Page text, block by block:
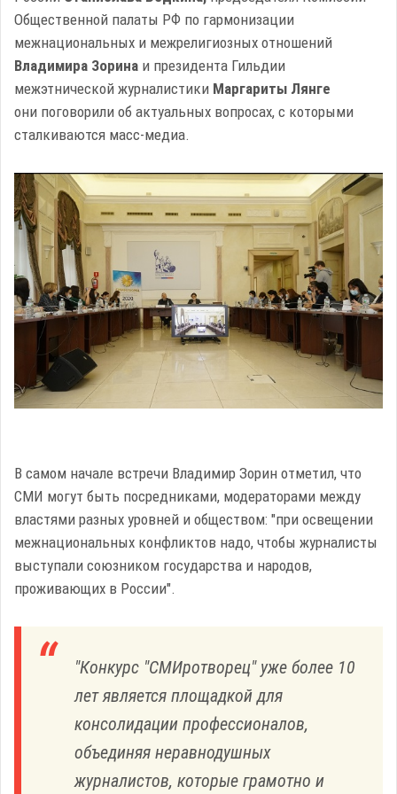
Общественной палаты РФ по гармонизации
межнациональных и межрелигиозных отношений
Владимира Зорина и президента Гильдии
межэтнической журналистики Маргариты Лянге
они поговорили об актуальных вопросах, с которыми
сталкиваются масс-медиа.
В самом начале встречи Владимир Зорин отметил, что
СМИ могут быть посредниками, модераторами между
властями разных уровней и обществом: "при освещении
межнациональных конфликтов надо, чтобы журналисты
выступали союзником государства и народов,
проживающих в России".
"Конкурс "СМИротворец" уже более 10
лет является площадкой для
консолидации профессионалов,
объединяя неравнодушных
журналистов, которые грамотно и